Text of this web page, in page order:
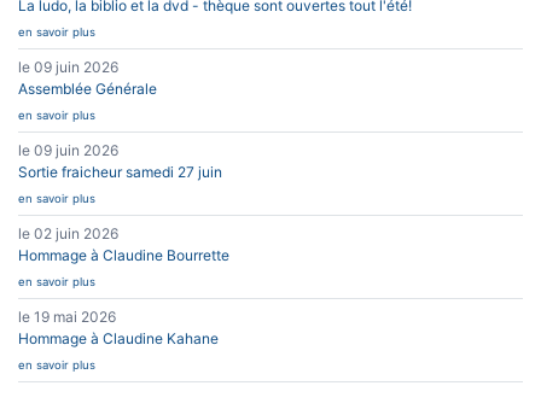
La ludo, la biblio et la dvd - thèque sont ouvertes tout l'été!
en savoir plus
le 09 juin 2026
Assemblée Générale
en savoir plus
le 09 juin 2026
Sortie fraicheur samedi 27 juin
en savoir plus
le 02 juin 2026
Hommage à Claudine Bourrette
en savoir plus
le 19 mai 2026
Hommage à Claudine Kahane
en savoir plus